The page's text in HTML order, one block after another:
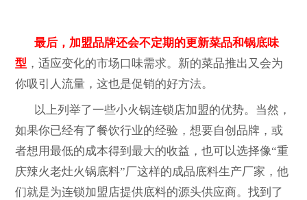
最后，加盟品牌还会不定期的更新菜品和锅底味
型 ，适应变化的市场口味需求。新的菜品推出又会为
你吸引人流量，这也是促销的好方法。
以上列举了一些小火锅连锁店加盟的优势。当然，
如果你已经有了餐饮行业的经验，想要自创品牌，或
者想用最低的成本得到最大的收益，也可以选择像“重
庆辣火老灶火锅底料”厂这样的成品底料生产厂家，他
们就是为连锁加盟店提供底料的源头供应商。找到了